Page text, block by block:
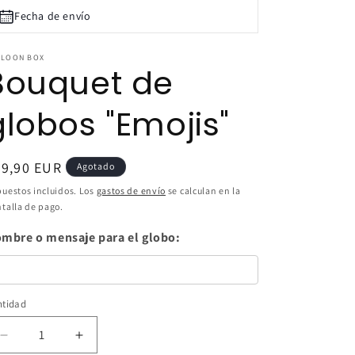
Fecha de envío
BOX
de
"Emojis"
EUR Agotado
incluidos. Los gastos de envío se calculan en la
de pago.
o mensaje para el globo:
Reducir
Aumentar